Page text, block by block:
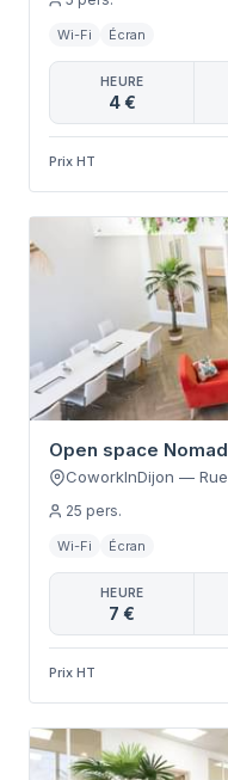
Wi-Fi Écran
HEURE
4 €
Prix HT
Open space
CoworkInDijon —
25 pers.
Wi-Fi Écran
HEURE
7 €
Prix HT